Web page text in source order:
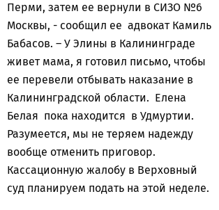
Перми, затем ее вернули в СИЗО №6
Москвы, - сообщил ее адвокат Камиль
Бабасов. – У Элины в Калининграде
живет мама, я готовил письмо, чтобы
ее перевели отбывать наказание в
Калининградской области. Елена
Белая пока находится в Удмуртии.
Разумеется, мы не теряем надежду
вообще отменить приговор.
Кассационную жалобу в Верховный
суд планируем подать на этой неделе.